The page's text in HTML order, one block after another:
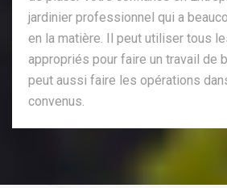
jardinier professionnel qui a
en la matière. Il peut utiliser tous
appropriés pour faire un travail de
peut aussi faire les opérations
convenus.